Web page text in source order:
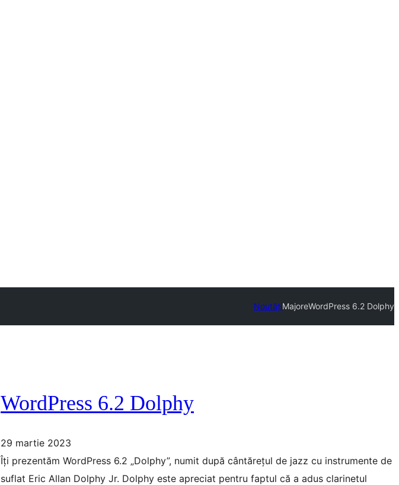
NoutățiMajoreWordPress 6.2 Dolphy
WordPress 6.2 Dolphy
29 martie 2023
Îți prezentăm WordPress 6.2 „Dolphy”, numit după cântărețul de jazz cu instrumente de
suflat Eric Allan Dolphy Jr. Dolphy este apreciat pentru faptul că a adus clarinetul